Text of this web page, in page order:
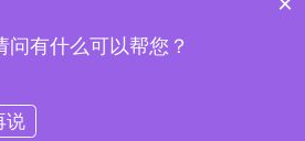
智能庭院大门
有什么可以帮您？
说